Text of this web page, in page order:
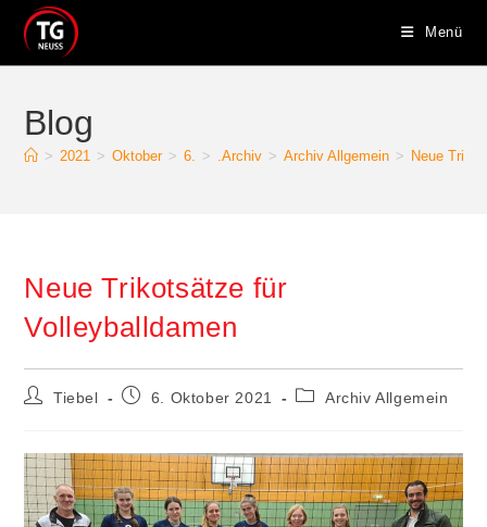
Menü
Blog
> 2021 > Oktober > 6. > .Archiv > Archiv Allgemein > Neue
Neue Trikotsätze für
Volleyballdamen
Tiebel 6. Oktober 2021 Archiv Allgemein